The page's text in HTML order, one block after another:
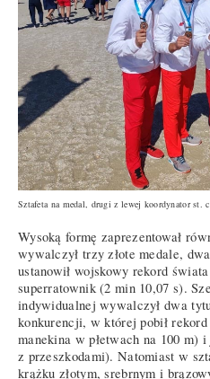
Sztafeta na medal, drugi z lewej koordynator st.
Wysoką formę zaprezentował
wywalczył trzy złote medale,
ustanowił wojskowy rekord
superratownik (2 min 10,07 s).
indywidualnej wywalczył dwa
konkurencji, w której pobił
manekina w płetwach na 100 m)
z przeszkodami). Natomiast w
krążku złotym, srebrnym i